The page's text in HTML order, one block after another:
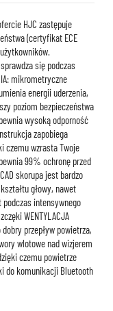
HJC zastępuje
(certyfikat ECE
się podczas
mikrometryczne
energii uderzenia,
poziom bezpieczeństwa
wysoką odporność
zapobiega
czemu wzrasta Twoje
99% ochronę przed
skorupa jest bardzo
głowy, nawet
podczas intensywnego
WENTYLACJA
przepływ powietrza,
wlotowe nad wizjerem
czemu powietrze
do komunikacji Bluetooth